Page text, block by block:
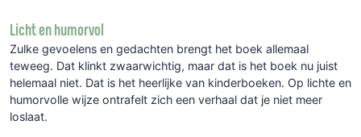
Licht en humorvol
Zulke gevoelens en gedachten brengt het boek allemaal
teweeg. Dat klinkt zwaarwichtig, maar dat is het boek nu juist
helemaal niet. Dat is het heerlijke van kinderboeken. Op lichte en
humorvolle wijze ontrafelt zich een verhaal dat je niet meer
loslaat.